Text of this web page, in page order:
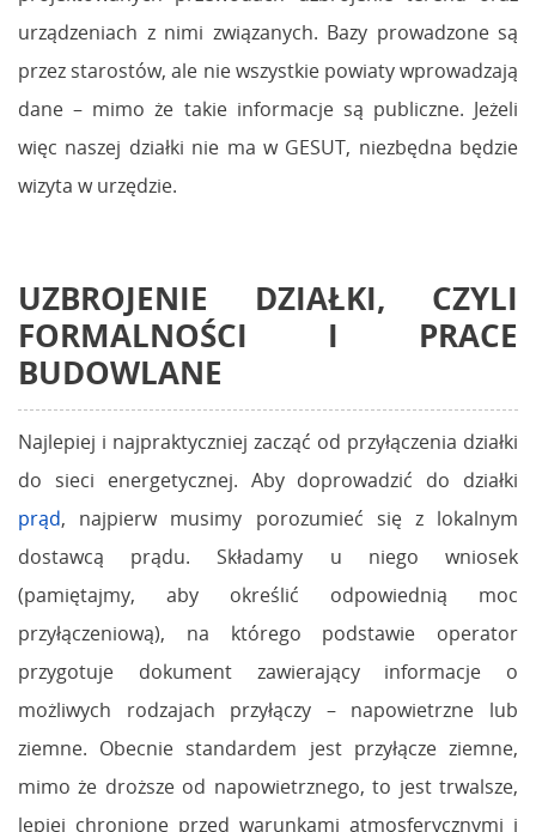
urządzeniach z nimi związanych. Bazy prowadzone są
przez starostów, ale nie wszystkie powiaty wprowadzają
dane – mimo że takie informacje są publiczne. Jeżeli
więc naszej działki nie ma w GESUT, niezbędna będzie
wizyta w urzędzie.
UZBROJENIE DZIAŁKI, CZYLI
FORMALNOŚCI I PRACE
BUDOWLANE
Najlepiej i najpraktyczniej zacząć od przyłączenia działki
do sieci energetycznej. Aby doprowadzić do działki
prąd, najpierw musimy porozumieć się z lokalnym
dostawcą prądu. Składamy u niego wniosek
(pamiętajmy, aby określić odpowiednią moc
przyłączeniową), na którego podstawie operator
przygotuje dokument zawierający informacje o
możliwych rodzajach przyłączy – napowietrzne lub
ziemne. Obecnie standardem jest przyłącze ziemne,
mimo że droższe od napowietrznego, to jest trwalsze,
lepiej chronione przed warunkami atmosferycznymi i